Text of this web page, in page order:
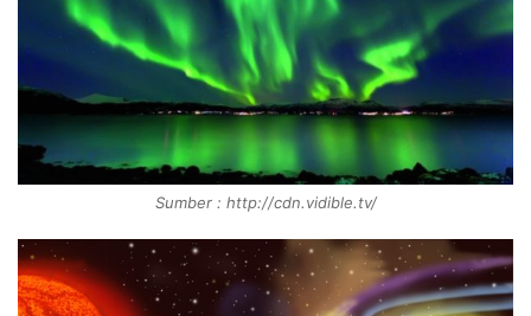
Sumber : http://cdn.vidible.tv/